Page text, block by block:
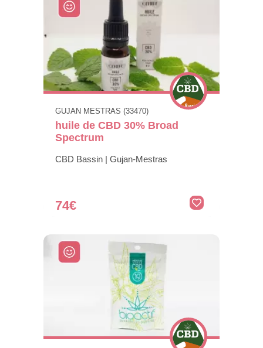
GUJAN MESTRAS (33470)
huile de CBD 30% Broad
Spectrum
CBD Bassin | Gujan-Mestras
74€